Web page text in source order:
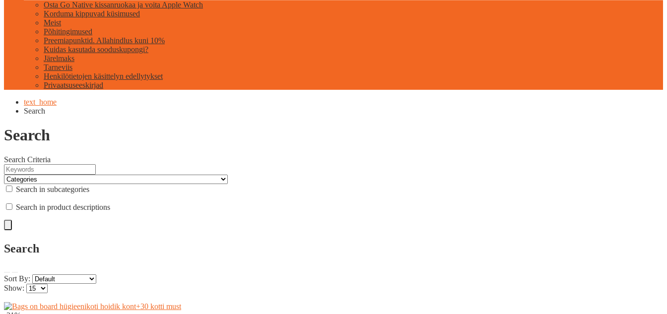
Osta Go Native kissanruokaa ja voita Apple Watch
Korduma kippuvad küsimused
Meist
Põhitingimused
Preemiapunktid. Allahindlus kuni 10%
Kuidas kasutada sooduskupongi?
Järelmaks
Tarneviis
Henkilötietojen käsittelyn edellytykset
Privaatsuseeskirjad
text_home
Search
Search
Search Criteria
Search in subcategories
Search in product descriptions
Search
Sort By:
Show: